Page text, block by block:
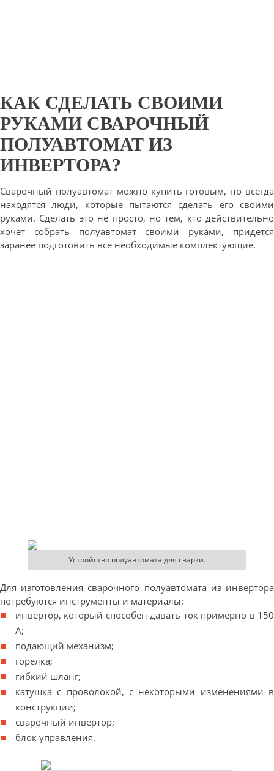
КАК СДЕЛАТЬ СВОИМИ
РУКАМИ СВАРОЧНЫЙ
ПОЛУАВТОМАТ ИЗ
ИНВЕРТОРА?
Сварочный полуавтомат можно купить готовым, но всегда
находятся люди, которые пытаются сделать его своими
руками. Сделать это не просто, но тем, кто действительно
хочет собрать полуавтомат своими руками, придется
заранее подготовить все необходимые комплектующие.
Устройство полуавтомата для сварки.
Для изготовления сварочного полуавтомата из инвертора
потребуются инструменты и материалы:
инвертор, который способен давать ток примерно в 150
А;
подающий механизм;
горелка;
гибкий шланг;
катушка с проволокой, с некоторыми изменениями в
конструкции;
сварочный инвертор;
блок управления.